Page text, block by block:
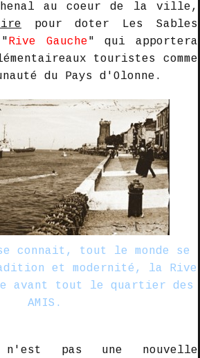
au coeur de la ville,
pour doter Les Sables
Rive Gauche"
qui apportera
aux touristes comme
du Pays d'Olonne.
connait, tout le monde se
et modernité, la Rive
avant tout le quartier des
AMIS.
pas une nouvelle